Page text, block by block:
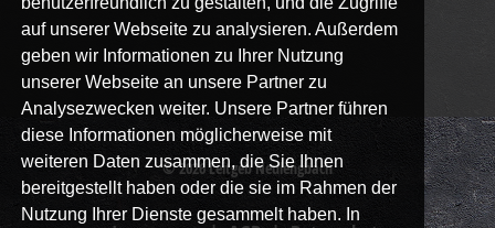
auf unserer Webseite zu analysieren. Außerdem
geben wir Informationen zu Ihrer Nutzung
unserer Webseite an unsere Partner zu
Analysezwecken weiter. Unsere Partner führen
diese Informationen möglicherweise mit
weiteren Daten zusammen, die Sie Ihnen
bereitgestellt haben oder die sie im Rahmen der
Nutzung Ihrer Dienste gesammelt haben. In
© 2026Leitgeb Neulengbach